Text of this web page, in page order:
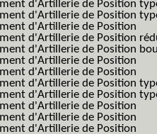
d'Artillerie de Position
d'Artillerie de Position
d'Artillerie de Position
d'Artillerie de Position
d'Artillerie de Position
d'Artillerie de Position
d'Artillerie de Position
d'Artillerie de Position
d'Artillerie de Position
d'Artillerie de Position
d'Artillerie de Position
d'Artillerie de Position